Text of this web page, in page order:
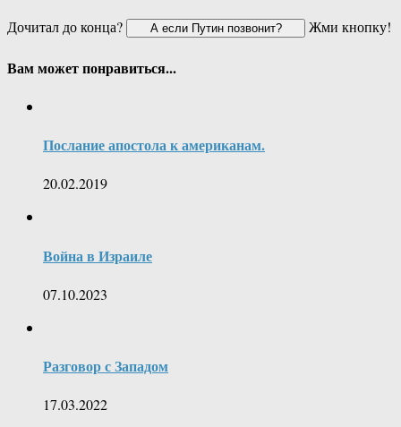
Дочитал до конца?
Жми кнопку!
Вам может понравиться...
Послание апостола к американам.
20.02.2019
Война в Израиле
07.10.2023
Разговор с Западом
17.03.2022